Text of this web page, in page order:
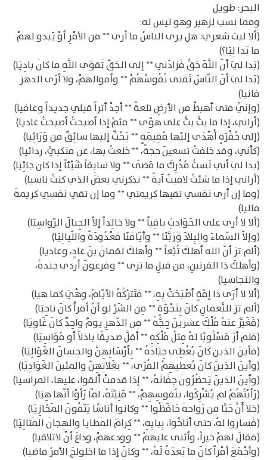
البحر: طويل
ومما نسب لزهير وهو ليس له:
(ألا ليت شعري: هل يرى الناسُ ما أرى ** من الأمْرِ أوْ يَبدو لهمْ
ما بَدا لِيَا؟)
(بَدا ليَ أنّ اللَّهَ حَقٌّ فَزادَني ** إلى الحَقّ تَقوَى اللَّهِ ما كانَ بادِيَا)
(بَدا ليَ أنَ النّاسَ تَفنى نُفُوسُهُمْ ** وأموالهمْ، ولا أرَى الدهرَ
فانيا)
(وإنِّي متى أهبطْ من الأرضِ تلعةً ** أجدْ أثراً قبلي جديداً وعافيا)
(أراني، إذا ما بتُّ بتُّ على هوًى ** فثمَّ إذا أصبحتُ أصبحتُ غاديا)
(إلى حُفْرَةٍ أُهْدَى إليْها مُقِيمَةٍ ** يَحُثّ إليها سائِقٌ من وَرَائِيا)
(كأني، وقد خلفتُ تسعينَ حجةً، ** خلعتُ بها، عن منكبيَّ، ردائيا)
(بدا ليَ أني لَستُ مُدْرِكَ ما مَضَى ** ولا سابِقاً شَيْئاً إذا كان جائِيَا)
(أراني إذا ما شئتُ لاقيتُ آيةً ** تذكرني بعضَ الذي كنتُ ناسيا)
(وما إن أرى نفسي تقيها كريمتي ** وما إن تقي نفسي كريمةَ
ماليا)
(ألا لا أرى على الحَوَادثِ باقِياً ** ولا خالِداً إلاّ الجِبالَ الرّواسِيَا)
(وإلاّ السّماءَ والبِلادَ وَرَبَّنَا ** وأيّامَنَا مَعْدُودَةً واللّيالِيَا)
(ألم ترَ أنَّ الله أهلكَ تُبَّعاً ** وأهلكَ لقمانَ بنَ عادٍ، وعاديا)
(وأهلكَ ذا القرنينِ، من قبلِ ما ترى ** وفرعونَ أردى جندهُ،
والنجاشيا)
(ألا لا أرَى ذا إمّةٍ أصْبَحَتْ بِهِ، ** فتَترُكُهُ الأيّامُ، وهْيَ كما هيا)
(ألم ترَ للنُّعمانِ كانَ بِنَجْوَةٍ ** مِن الشَرِّ لو أنَّ أمرأً كانَ ناجِيَا)
(فَغَيَّرَ عنهُ مُلْكَ عشرينَ حِجَّةً ** مِن الدَّهرِ يومٌ واحِدٌ كانَ غَاوِيَا)
(فلم أرَ مَسْلُوبًا لهُ مِثلُ مُلْكِهِ ** أقلَّ صديقًا باذلاً أو مُوَاسِيَا)
(فأينَ الذين كانَ يُعْطِي جِيَادَهُ ** بِأَرْسَانِهِنَّ والحِسانَ الغَوَالِيَا)
(وأينَ الذينَ كانَ يُعطيهِمُ القُرَى، ** بغَلاتِهِنَّ والمئينَ الغَوَادِيَا)
(وأينَ الذينَ يَحضُرُونَ جِفَانَهُ، ** إذا قدمتْ ألقوا، عليها، المراسيا)
(رَأيْتُهُمُ لم يُشْرِكُوا، بنُفوسِهِمْ، ** مَنِيّتَهُ، لمّا رَأوْا أنّها هِيَا)
(خلا أَنَّ حَيًّا مِن رَواحةَ حَافَظُوا ** وكانوا أناسًا يَتَّقُونَ المَخَازِيَا)
(فَساروا لهُ، حتى أناخُوا، بِبابِهِ، ** كِرامَ المَطايا والهِجانَ المَتالِيَا)
(فقالَ لهمْ خيراً، وأثنى عليهمُ ** وودعهمْ، وداعَ أنْ لاتلاقيا)
(وأجْمَعَ أمْراً كانَ ما بَعدَهُ لَهُ، ** وكانَ إذا ما اخلولجَ الأمرُ ماضيا)